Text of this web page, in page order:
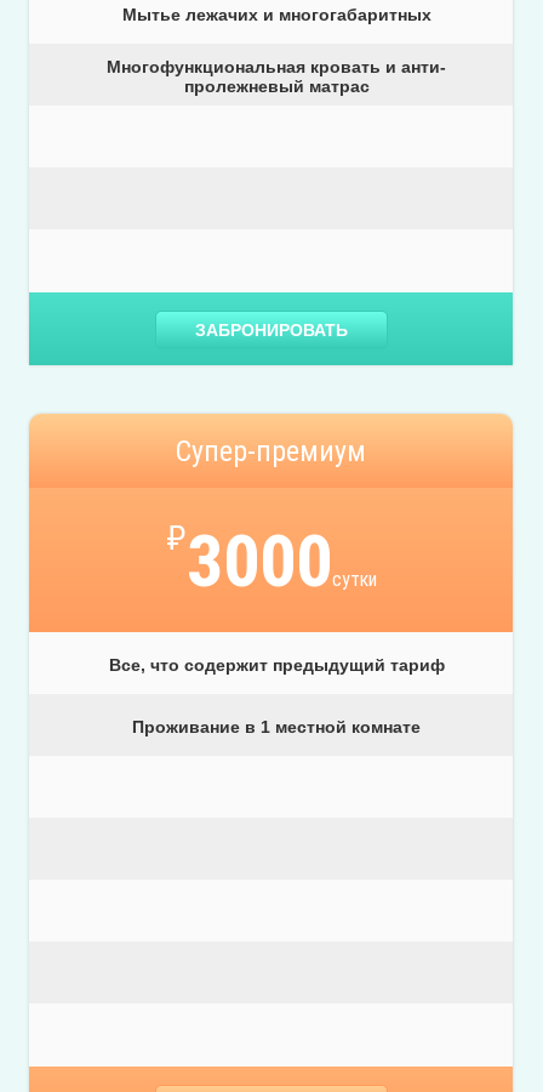
Мытье лежачих и многогабаритных
Многофункциональная кровать и анти-
пролежневый матрас
ЗАБРОНИРОВАТЬ
Супер-премиум
₽3000сутки
Все, что содержит предыдущий тариф
Проживание в 1 местной комнате